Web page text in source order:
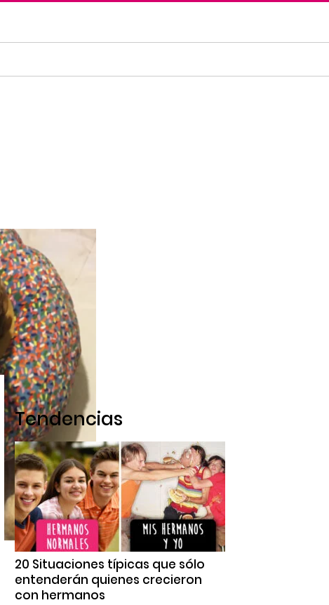
Tendencias
20 Situaciones típicas que sólo
entenderán quienes crecieron
con hermanos